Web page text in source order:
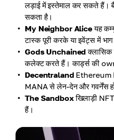
लड़ाई में इस्तेमाल कर सकते हैं।
सकता है।
My Neighbor Aliceयह
टास्क पूरी करके या इवेंट्स में
Gods Unchained क्लासिक
कलेक्ट करते हैं। कार्ड्स की
Decentraland Ethereum
MANA से लेन-देन और गवर्नेंस
The Sandboxखिलाड़ी
हैं।